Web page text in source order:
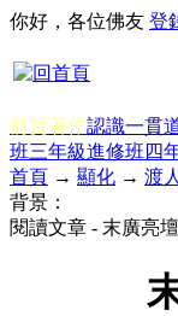
你好，各位佛友 登
前賢著作認識一貫
班三年級進修班四
首頁 → 顯化 → 渡
背景：
閱讀文章 - 末廣亮